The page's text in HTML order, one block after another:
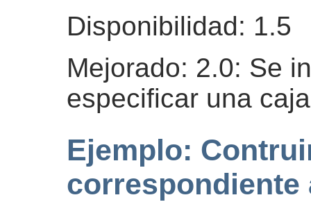
Disponibilidad: 1.5
Mejorado: 2.0: Se
especificar una
Ejemplo:
correspondiente